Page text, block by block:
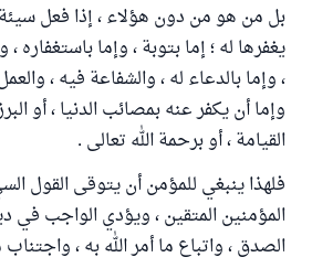
بل من هو من دون هؤلاء ، إذا فعل
يغفرها له ؛ إما بتوبة ، وإما باستغفاره
، وإما بالدعاء له ، والشفاعة فيه ،
وإما أن يكفر عنه بمصائب الدنيا ، أو
القيامة ، أو برحمة الله تعالى .
فلهذا ينبغي للمؤمن أن يتوقى القول
المؤمنين المتقين ، ويؤدي الواجب في
الصدق ، واتباع ما أمر الله به ،